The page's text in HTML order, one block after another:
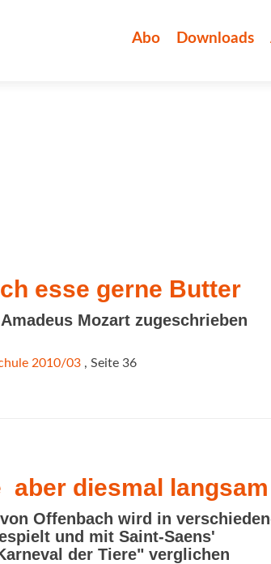
Abo Downloads
esse gerne Butter
Mozart zugeschrieben
2010/03 , Seite 36
aber diesmal langsam
Offenbach wird in
und mit Saint-Saens'
der Tiere" verglichen